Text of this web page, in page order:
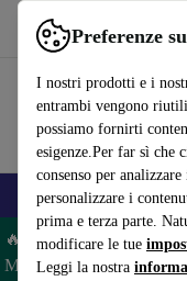
Preferenze
I nostri prodotti e i
entrambi vengono
possiamo fornirti
esigenze.Per far sì che
consenso per
personalizzare i
prima e terza parte.
modificare le tue
Leggi la nostra
Usa refurbed in modo
🎒 Back to school
🔥 Risparmia il 5% IN
MACPAD5 –Condizioni